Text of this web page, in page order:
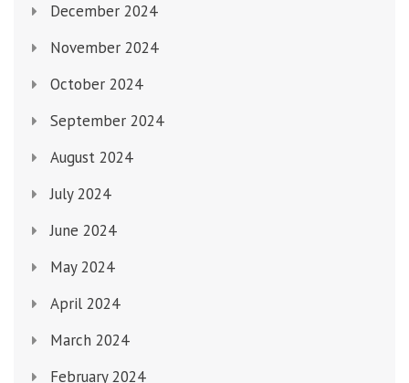
December 2024
November 2024
October 2024
September 2024
August 2024
July 2024
June 2024
May 2024
April 2024
March 2024
February 2024